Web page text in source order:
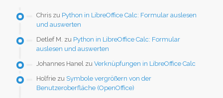
Chris zu Python in LibreOffice Calc: Formular auslesen
und auswerten
Detlef M. zu Python in LibreOffice Calc: Formular
auslesen und auswerten
Johannes Hanel zu Verknüpfungen in LibreOffice Calc
Holfrie zu Symbole vergrößern von der
Benutzeroberfläche (OpenOffice)